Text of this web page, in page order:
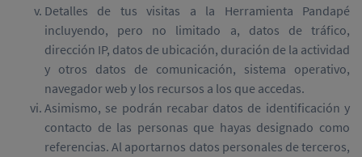
Detalles de tus visitas a la Herramienta Pandapé
incluyendo, pero no limitado a, datos de tráfico,
dirección IP, datos de ubicación, duración de la actividad
y otros datos de comunicación, sistema operativo,
navegador web y los recursos a los que accedas.
Asimismo, se podrán recabar datos de identificación y
contacto de las personas que hayas designado como
referencias. Al aportarnos datos personales de terceros,